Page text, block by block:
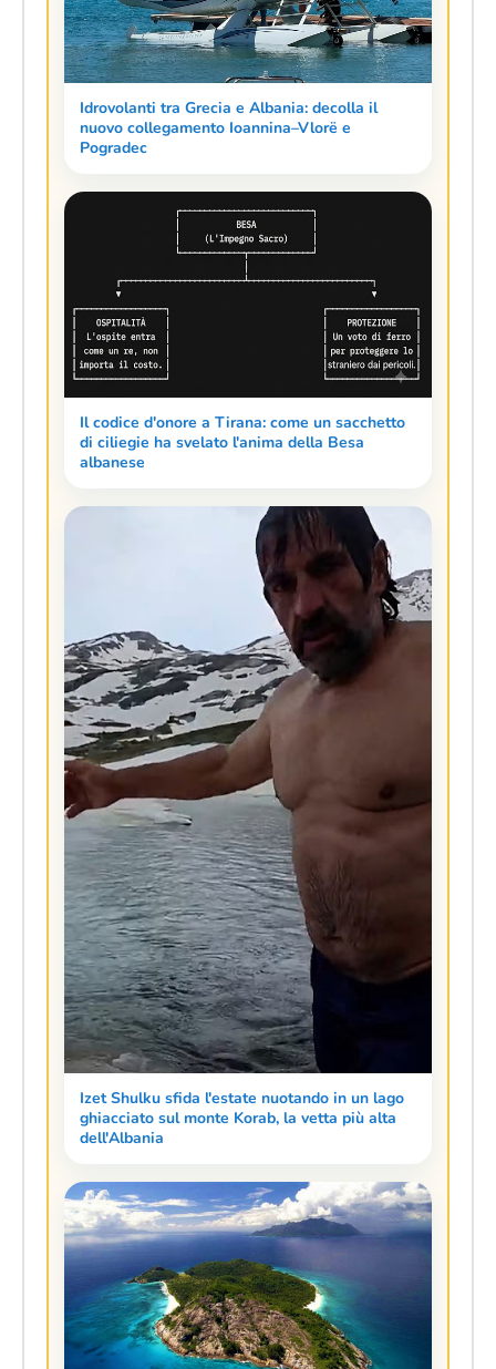
Idrovolanti tra Grecia e Albania: decolla il
nuovo collegamento Ioannina–Vlorë e
Pogradec
Il codice d'onore a Tirana: come un sacchetto
di ciliegie ha svelato l'anima della Besa
albanese
Izet Shulku sfida l'estate nuotando in un lago
ghiacciato sul monte Korab, la vetta più alta
dell'Albania